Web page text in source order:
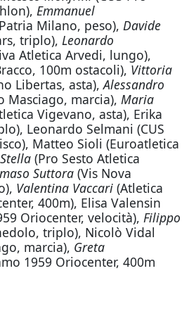
Emmanuel
Milano, peso), Davide
triplo), Leonardo
Atletica Arvedi, lungo),
100m ostacoli), Vittoria
Libertas, asta),Alessandro
Masciago, marcia), Maria
Vigevano, asta), Erika
Leonardo Selmani (CUS
Matteo Sioli (Euroatletica
(Pro Sesto Atletica
Suttora(Vis Nova
Valentina Vaccari(Atletica
400m), Elisa Valensin
Oriocenter, velocità), Filippo
triplo), Nicolò Vidal
marcia), Greta
1959 Oriocenter, 400m